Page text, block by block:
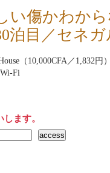
い傷かわから
泊目／セネガ
（10,000CFA／1,832円）
Fi
ます。